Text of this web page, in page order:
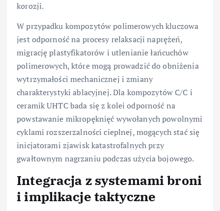
korozji.
W przypadku kompozytów polimerowych kluczowa
jest odporność na procesy relaksacji naprężeń,
migrację plastyfikatorów i utlenianie łańcuchów
polimerowych, które mogą prowadzić do obniżenia
wytrzymałości mechanicznej i zmiany
charakterystyki ablacyjnej. Dla kompozytów C/C i
ceramik UHTC bada się z kolei odporność na
powstawanie mikropęknięć wywołanych powolnymi
cyklami rozszerzalności cieplnej, mogących stać się
inicjatorami zjawisk katastrofalnych przy
gwałtownym nagrzaniu podczas użycia bojowego.
Integracja z systemami broni
i implikacje taktyczne